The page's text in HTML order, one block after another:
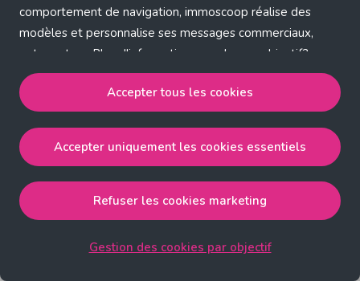
comportement de navigation, immoscoop réalise des
modèles et personnalise ses messages commerciaux,
entre autres. Plus d'informations sur chaque objectif?
Cliquez sur 'Gestion des cookies par objectif'.
Notre politique de cookies
Accepter tous les cookies
strictement nécessaires, performance, fonctionnalité et
publicité ciblée.
Accepter uniquement les cookies essentielsaccepte
les cookies strictement nécessaires.
Accepter tous les cookies
Accepter uniquement les cookies essentiels
Refuser les cookies marketing
Gestion des cookies par objectif